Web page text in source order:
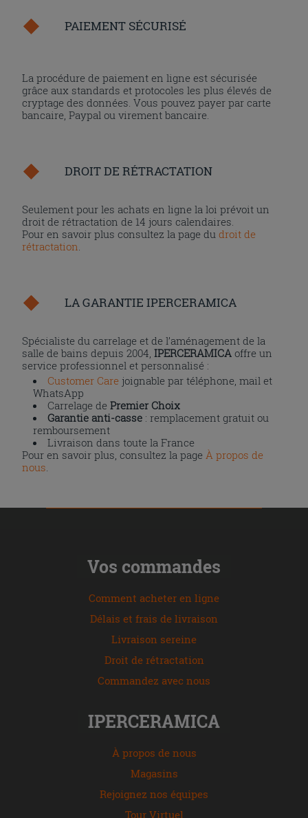
PAIEMENT SÉCURISÉ
La procédure de paiement en ligne est sécurisée
grâce aux standards et protocoles les plus élevés de
cryptage des données. Vous pouvez payer par carte
bancaire, Paypal ou virement bancaire.
DROIT DE RÉTRACTATION
Seulement pour les achats en ligne la loi prévoit un
droit de rétractation de 14 jours calendaires.
Pour en savoir plus consultez la page dudroit de
rétractation
LA GARANTIE IPERCERAMICA
Spécialiste du carrelage et de l’aménagement de la
salle de bains depuis 2004,IPERCERAMICA offre un
service professionnel et personnalisé :
Customer Care joignable par téléphone, mail et
WhatsApp
Carrelage dePremier Choix
Garantie anti-casse : remplacement gratuit ou
remboursement
Livraison dans toute la France
Pour en savoir plus, consultez la page À propos de
nous
Vos commandes
Comment acheter en ligne
Délais et frais de livraison
Livraison sereine
Droit de rétractation
Commandez avec nous
IPERCERAMICA
À propos de nous
Magasins
Rejoignez nos équipes
Tour Virtuel